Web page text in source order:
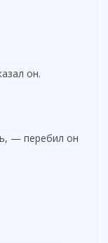
он.
— перебил он